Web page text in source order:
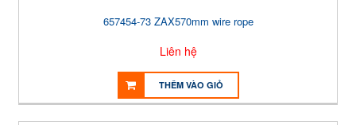
657454-73 ZAX570mm wire rope
Liên hệ
THÊM VÀO GIỎ